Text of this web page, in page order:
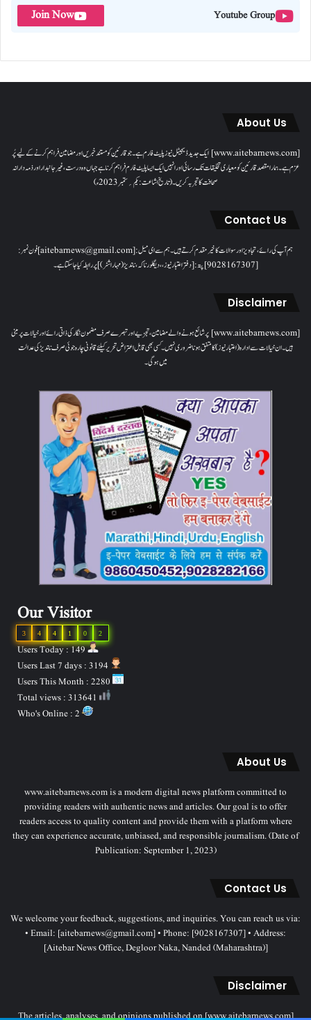
Youtube Group
Join Now
About Us
[www.aitebarnews.com] ایک جدید ڈیجیٹل نیوز پلیٹ فارم ہے۔ جو قارئین کو مستند خبریں اور مضامین فراہم کرنے کے لیے پُر
عزم ہے۔ ہمارا مقصدقارئین کو معیاری تخلیقات تک رسائی اور انہیں ایک ایسا پلیٹ فارم فراہم کرنا ہے جہاں وہ درست، غیر جانبدار اور ذمہ دارانہ
صحافت کا تجربہ کریں۔( تاریخ اشاعت : یکم؍ ستمبر 2023ء)
Contact Us
ہم آپ کی رائے، تجاویز اور سوالات کا خیرمقدم کرتے ہیں۔ ہم سےای میل: [aitebarnews@gmail.com]فون نمبر:
[9028167307]پتہ: [دفتر اعتبار نیوز، ، دیگلور ناکہ، ناندیڑ(مہاراشٹر) ] پر رابطہ کیا جاسکتا ہے۔
Disclaimer
[www.aitebarnews.com] پر شائع ہونے والے مضامین، تجزیے اور تبصرے صرف مضمون نگار کی ذاتی رائے اور خیالات پر مبنی
ہیں۔ ان خیالات سے ادارہ (اعتبار نیوز) کا متفق ہونا ضروری نہیں۔ کسی بھی قابل اعتراض تحریر کیلئے قانونی چارہ جوئی صرف ناندیڑ کی عدالت
میں ہوگی۔
Our Visitor
2
0
1
4
4
3
Users Today : 149
About Us
www.aitebarnews.com is a modern digital news platform committed to
providing readers with authentic news and articles. Our goal is to offer
readers access to quality content and provide them with a platform where
they can experience accurate, unbiased, and responsible journalism. (Date of
Publication: September 1, 2023)
Contact Us
We welcome your feedback, suggestions, and inquiries. You can reach us via:
• Email: [aitebarnews@gmail.com] • Phone: [9028167307] • Address:
[Aitebar News Office, Degloor Naka, Nanded (Maharashtra)]
Disclaimer
The articles, analyses, and opinions published on [www.aitebarnews.com]